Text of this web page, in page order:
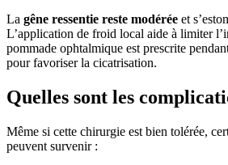
La gêne ressentie reste modérée et
L’application de froid local aide à limiter
pommade ophtalmique est prescrite
pour favoriser la cicatrisation.
Quelles sont les
Même si cette chirurgie est bien tolérée,
peuvent survenir :